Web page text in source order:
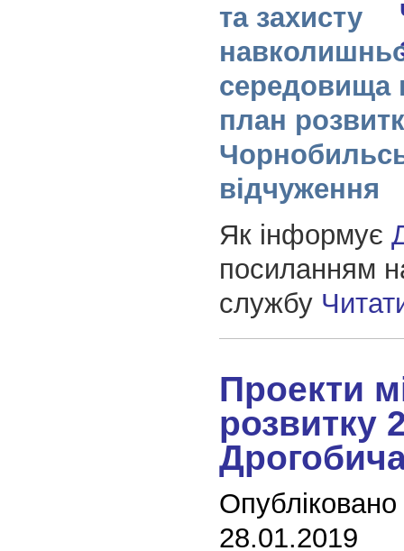
та захисту
середовища
план
відчуження
Як інформує
посиланням
службу
Проекти
розвитку
28.01.2019